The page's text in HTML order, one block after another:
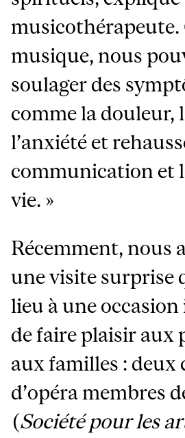
musicothérapeute.
musique, nous
soulager des
comme la douleur,
l’anxiété et
communication et
vie. »
Récemment, nous
une visite surprise
lieu à une
de faire plaisir aux
aux familles : deux
d’opéra membres
(Société pour les